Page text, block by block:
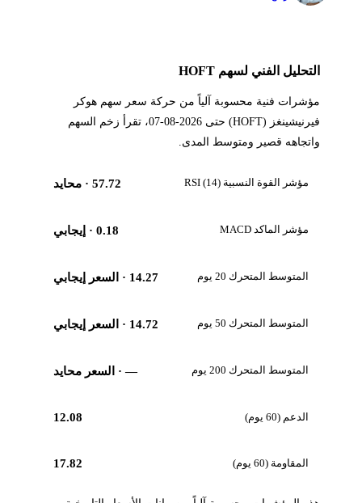
التحليل الفني لسهم HOFT
مؤشرات فنية محسوبة آلياً من حركة سعر سهم هوكر
فيرنيشينغز (HOFT) حتى 2026-08-07، تقرأ زخم السهم
واتجاهه قصير ومتوسط المدى.
مؤشر القوة النسبية RSI (14) 57.72· محايد
مؤشر الماكد MACD 0.18· إيجابي
المتوسط المتحرك 20 يوم 14.27· السعر إيجابي
المتوسط المتحرك 50 يوم 14.72· السعر إيجابي
المتوسط المتحرك 200 يوم —· السعر محايد
الدعم (60 يوم) 12.08
المقاومة (60 يوم) 17.82